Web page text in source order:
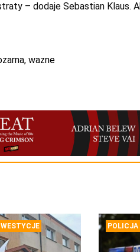
– dodaje Sebastian Klaus.
, wazne
POLICJA